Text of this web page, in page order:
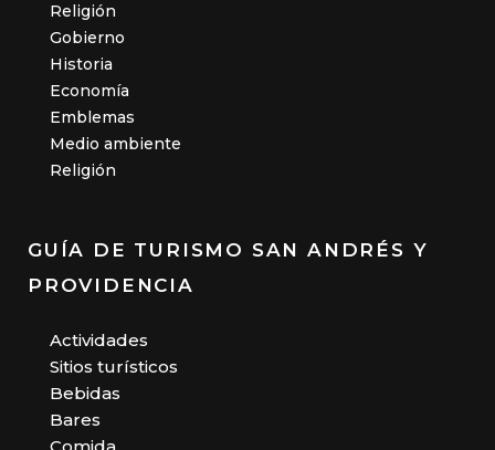
Religión
Gobierno
Historia
Economía
Emblemas
Medio ambiente
Religión
GUÍA DE TURISMO SAN ANDRÉS Y
PROVIDENCIA
Actividades
Sitios turísticos
Bebidas
Bares